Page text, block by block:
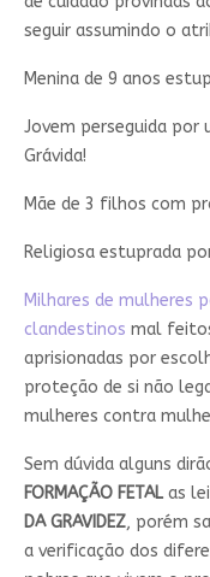
seguir assumindo o
Menina de 9 anos
Jovem perseguida por
Grávida!
Mãe de 3 filhos com
Religiosa estuprada
Milhares de mulheres
clandestinos mal
aprisionadas por
proteção de si não
mulheres contra
Sem dúvida alguns
FORMAÇÃO FETALas
DA GRAVIDEZ, porém
a verificação dos